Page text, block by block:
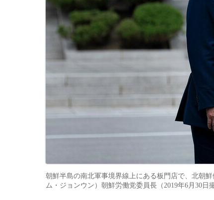
朝鮮半島の南北軍事境界線上にある板門店で、北朝
ム・ジョンウン）朝鮮労働党委員長（2019年6月30日